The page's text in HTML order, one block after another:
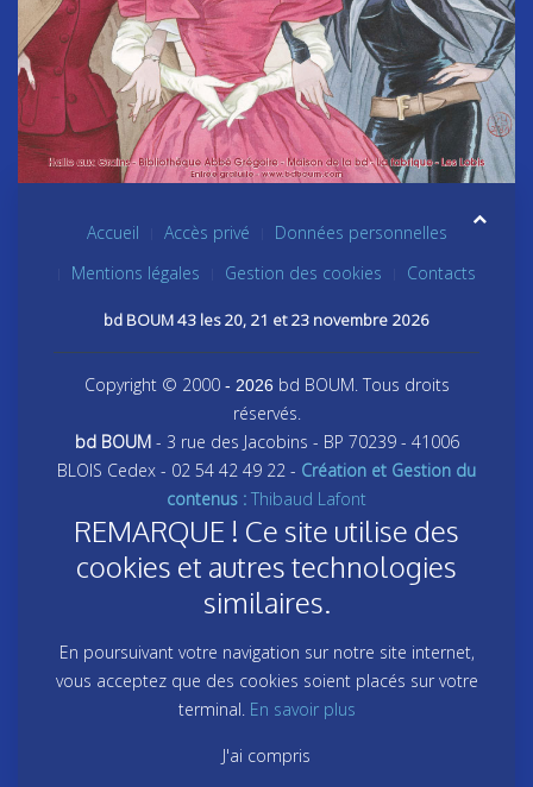
Accueil Accès privé
Données personnelles
Mentions légales
Gestion des cookies Contacts
bd BOUM 43 les 20, 21 et 23 novembre 2026
Copyright © 2000- 2026 bd BOUM. Tous droits
réservés.
bd BOUM- 3 rue des Jacobins - BP 70239 - 41006
BLOIS Cedex - 02 54 42 49 22 - Création et Gestion du
contenus : Thibaud Lafont
REMARQUE ! Ce site utilise des
cookies et autres technologies
similaires.
En poursuivant votre navigation sur notre site internet,
vous acceptez que des cookies soient placés sur votre
terminal. En savoir plus
J'ai compris